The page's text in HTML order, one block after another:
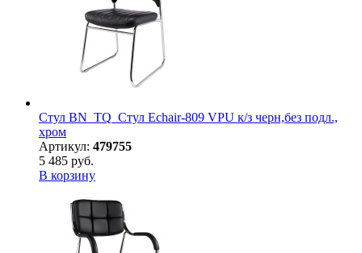
Стул BN_TQ_Стул Echair-809 VPU к/з черн,без подл.,
хром
Артикул: 479755
5 485 руб.
В корзину